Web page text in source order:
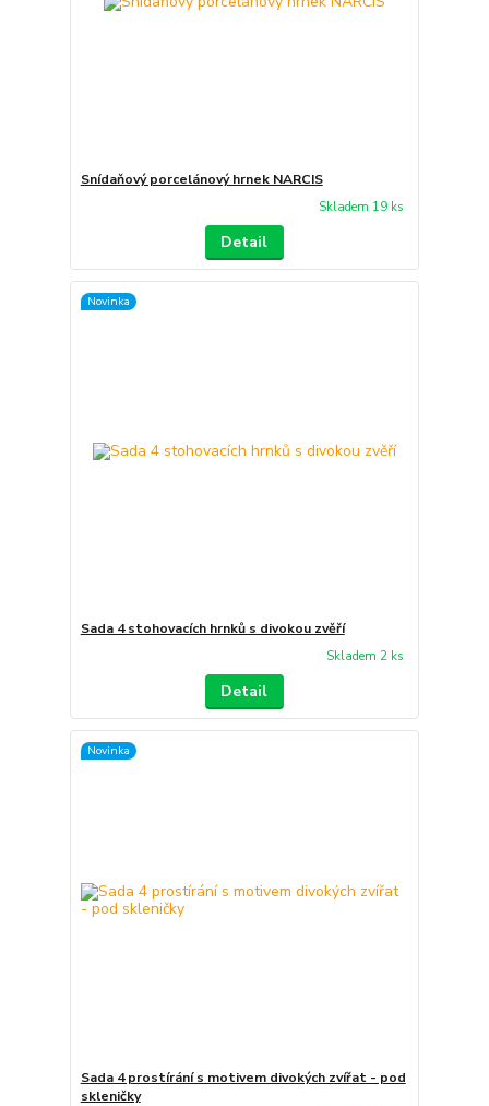
Snídaňový porcelánový hrnek NARCIS
Skladem 19 ks
Detail
Novinka
Sada 4 stohovacích hrnků s divokou zvěří
Skladem 2 ks
Detail
Novinka
Sada 4 prostírání s motivem divokých zvířat - pod
skleničky